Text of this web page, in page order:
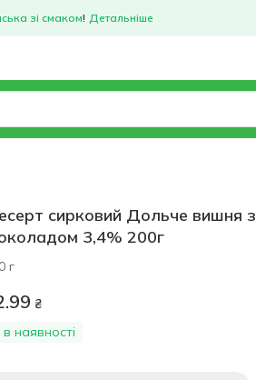
зі смаком! Детальніше
сирковий Дольче вишня з
3,4% 200г
г
₴
наявності